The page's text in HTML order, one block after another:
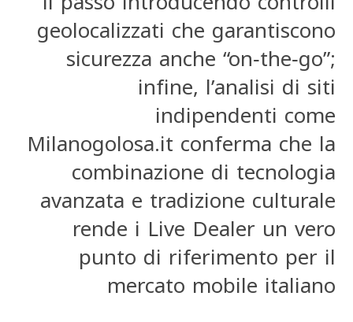
geolocalizzati che garantiscono
sicurezza anche “on‑the‑go”;
infine, l’analisi di siti
indipendenti come
Milanogolosa.it conferma che la
combinazione di tecnologia
avanzata e tradizione culturale
rende i Live Dealer un vero
punto di riferimento per il
mercato mobile italiano